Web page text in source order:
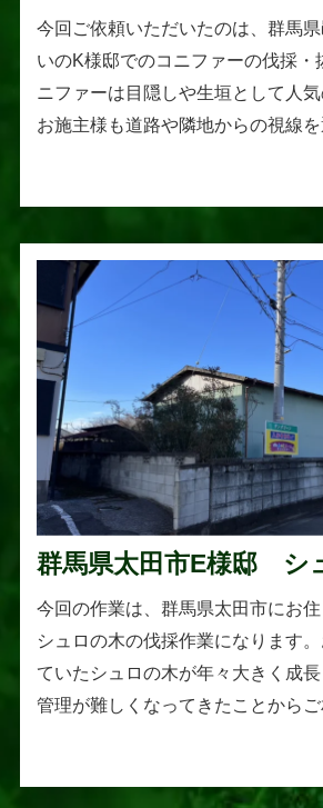
伐採・抜根工事
今回ご依頼いただいたのは、群馬
いのK様邸でのコニファーの伐採・
ニファーは目隠しや生垣として人気
お施主様も道路や隣地からの視線
群馬県太田市E様邸 シ
伐採作業
今回の作業は、群馬県太田市にお
シュロの木の伐採作業になります
ていたシュロの木が年々大きく成
管理が難しくなってきたことから